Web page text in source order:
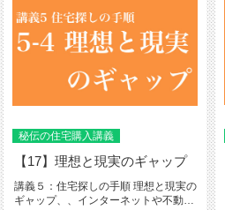
秘伝の住宅購入講義
【17】理想と現実のギャップ
講義５：住宅探しの手順 理想と現実の
ギャップ、、インターネットや不動産